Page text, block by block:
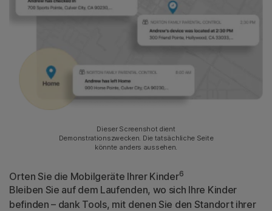
Dieser Screenshot dient
Demonstrationszwecken. Die tatsächliche Seite
könnte anders aussehen.
Orten Sie die Mobilgeräte Ihrer Kinder6
Bleiben Sie auf dem Laufenden, wo sich Ihre Kinder
befinden – dank Tools, mit denen Sie den Standort ihrer